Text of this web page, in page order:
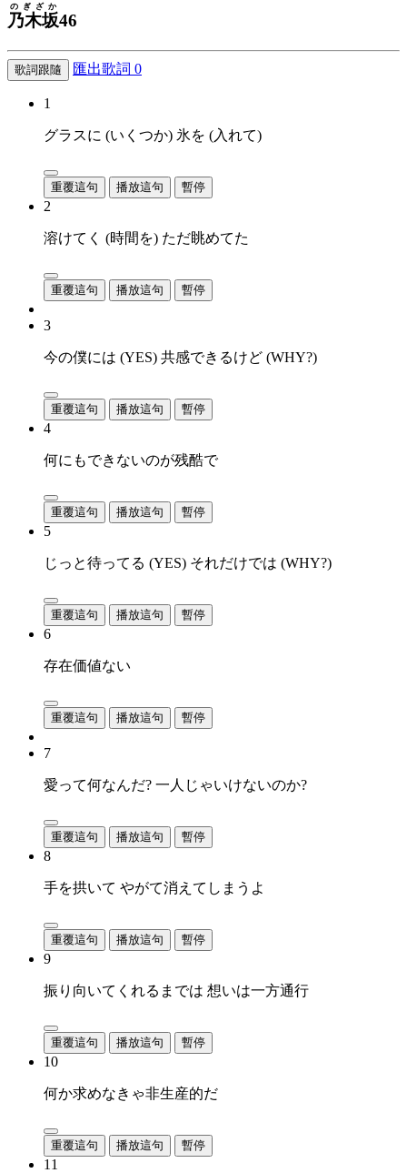
乃木坂
のぎざか
46
歌詞跟隨 匯出歌詞 0
1
グラスに (いくつか) 氷を (入れて)
重覆這句 播放這句 暫停
2
溶けてく (時間を) ただ眺めてた
重覆這句 播放這句 暫停
3
今の僕には (YES) 共感できるけど (WHY?)
重覆這句 播放這句 暫停
4
何にもできないのが残酷で
重覆這句 播放這句 暫停
5
じっと待ってる (YES) それだけでは (WHY?)
重覆這句 播放這句 暫停
6
存在価値ない
重覆這句 播放這句 暫停
7
愛って何なんだ? 一人じゃいけないのか?
重覆這句 播放這句 暫停
8
手を拱いて やがて消えてしまうよ
重覆這句 播放這句 暫停
9
振り向いてくれるまでは 想いは一方通行
重覆這句 播放這句 暫停
10
何か求めなきゃ非生産的だ
重覆這句 播放這句 暫停
11